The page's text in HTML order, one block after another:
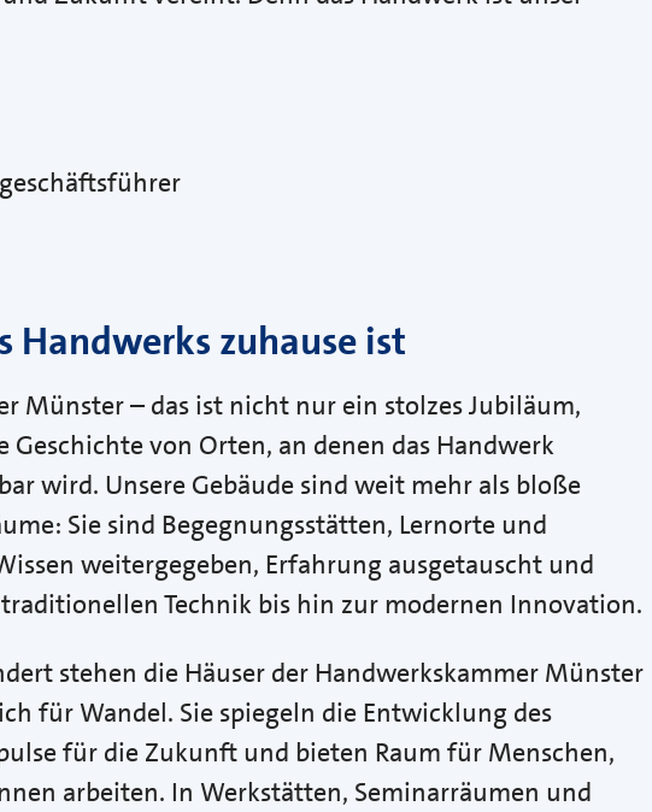
Handwerks zuhause ist
Münster – das ist nicht nur ein stolzes Jubiläum,
Geschichte von Orten, an denen das Handwerk
wird. Unsere Gebäude sind weit mehr als bloße
Sie sind Begegnungsstätten, Lernorte und
weitergegeben, Erfahrung ausgetauscht und
Technik bis hin zur modernen Innovation.
stehen die Häuser der Handwerkskammer Münster
für Wandel. Sie spiegeln die Entwicklung des
für die Zukunft und bieten Raum für Menschen,
arbeiten. In Werkstätten, Seminarräumen und